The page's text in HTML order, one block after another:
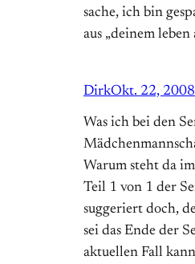
sache, ich bin
aus „deinem leben
DirkOkt. 22, 2008
Was ich bei den
Warum steht da
Teil 1 von 1 der
suggeriert doch,
sei das Ende der
aktuellen Fall